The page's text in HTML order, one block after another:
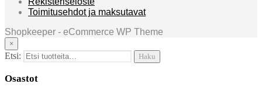
Toimitusehdot ja maksutavat
Shopkeeper - eCommerce WP Theme
×
Etsi: Haku
Osastot